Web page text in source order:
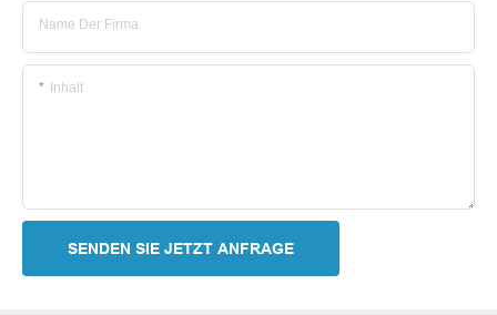
Name Der Firma
Inhalt
SENDEN SIE JETZT ANFRAGE